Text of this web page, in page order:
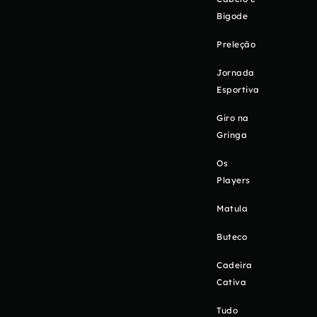
Bigode
Preleção
Jornada
Esportiva
Giro na
Gringa
Os
Players
Matula
Buteco
Cadeira
Cativa
Tudo